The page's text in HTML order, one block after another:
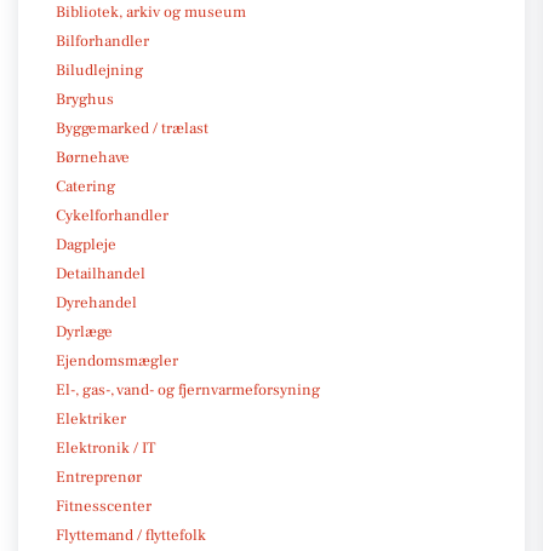
Bibliotek, arkiv og museum
Bilforhandler
Biludlejning
Bryghus
Byggemarked / trælast
Børnehave
Catering
Cykelforhandler
Dagpleje
Detailhandel
Dyrehandel
Dyrlæge
Ejendomsmægler
El-, gas-, vand- og fjernvarmeforsyning
Elektriker
Elektronik / IT
Entreprenør
Fitnesscenter
Flyttemand / flyttefolk